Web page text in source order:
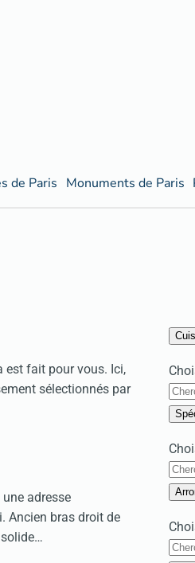
de Paris Monuments de Paris
est fait pour vous. Ici,
sélectionnés par
adresse
Ancien bras droit de